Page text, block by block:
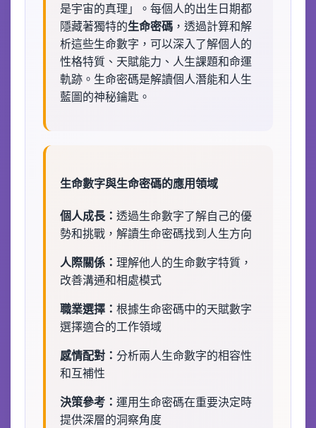
是宇宙的真理」。每個人的出生日期都
隱藏著獨特的生命密碼 ，透過計算和解
析這些生命數字，可以深入了解個人的
性格特質、天賦能力、人生課題和命運
軌跡。生命密碼是解讀個人潛能和人生
藍圖的神秘鑰匙。
生命數字與生命密碼的應用領域
個人成長： 透過生命數字了解自己的優
勢和挑戰，解讀生命密碼找到人生方向
人際關係： 理解他人的生命數字特質，
改善溝通和相處模式
職業選擇： 根據生命密碼中的天賦數字
選擇適合的工作領域
感情配對： 分析兩人生命數字的相容性
和互補性
決策參考： 運用生命密碼在重要決定時
提供深層的洞察角度